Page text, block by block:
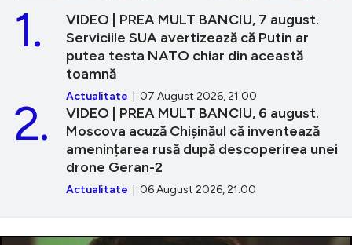
VIDEO | PREA MULT BANCIU, 7 august.
Serviciile SUA avertizează că Putin ar
putea testa NATO chiar din această
toamnă
Actualitate | 07 August 2026, 21:00
1.
VIDEO | PREA MULT BANCIU, 6 august.
Moscova acuză Chișinăul că inventează
amenințarea rusă după descoperirea unei
drone Geran-2
Actualitate | 06 August 2026, 21:00
2.